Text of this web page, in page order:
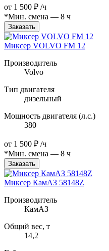
от 1 500 ₽ /ч
*Мин. смена — 8 ч
Заказать
Миксер VOLVO FM 12
Производитель
Volvo
Тип двигателя
дизельный
Мощность двигателя (л.с.)
380
от 1 500 ₽ /ч
*Мин. смена — 8 ч
Заказать
Миксер КамАЗ 58148Z
Производитель
КамАЗ
Общий вес, т
14,2